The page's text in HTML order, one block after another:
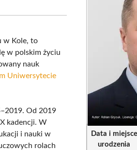
w Kole, to
w polskim życiu
nauk
Uniwersytecie
Od 2019
kadencji. W
i nauki w
rolach
Data i miejsce
urodzenia